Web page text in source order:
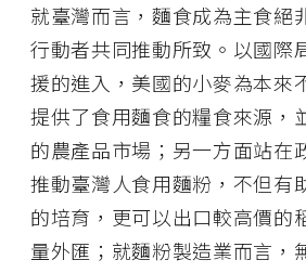
就臺灣而言，麵食成為主食絕
行動者共同推動所致。以國際
援的進入，美國的小麥為本來
提供了食用麵食的糧食來源，
的農產品市場；另一方面站在
推動臺灣人食用麵粉，不但有
的培育，更可以出口較高價的
量外匯；就麵粉製造業而言，